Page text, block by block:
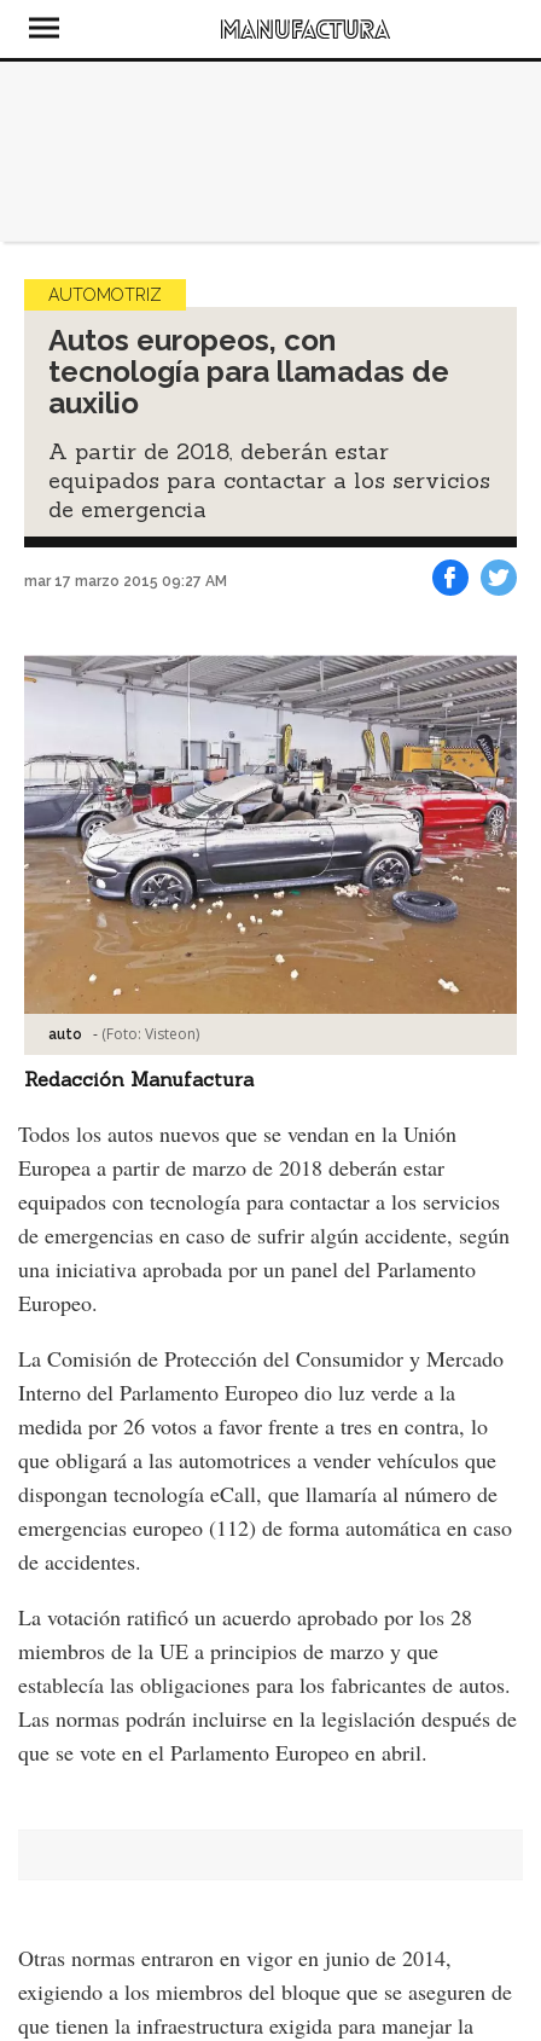
AUTOMOTRIZ
Autos europeos, con
tecnología para llamadas de
auxilio
A partir de 2018, deberán estar
equipados para contactar a los servicios
de emergencia
mar 17 marzo 2015 09:27 AM
auto - (Foto: Visteon)
Redacción Manufactura
Todos los autos nuevos que se vendan en la Unión
Europea a partir de marzo de 2018 deberán estar
equipados con tecnología para contactar a los servicios
de emergencias en caso de sufrir algún accidente, según
una iniciativa aprobada por un panel del Parlamento
Europeo.
La Comisión de Protección del Consumidor y Mercado
Interno del Parlamento Europeo dio luz verde a la
medida por 26 votos a favor frente a tres en contra, lo
que obligará a las automotrices a vender vehículos que
dispongan tecnología eCall, que llamaría al número de
emergencias europeo (112) de forma automática en caso
de accidentes.
La votación ratificó un acuerdo aprobado por los 28
miembros de la UE a principios de marzo y que
establecía las obligaciones para los fabricantes de autos.
Las normas podrán incluirse en la legislación después de
que se vote en el Parlamento Europeo en abril.
Otras normas entraron en vigor en junio de 2014,
exigiendo a los miembros del bloque que se aseguren de
que tienen la infraestructura exigida para manejar la